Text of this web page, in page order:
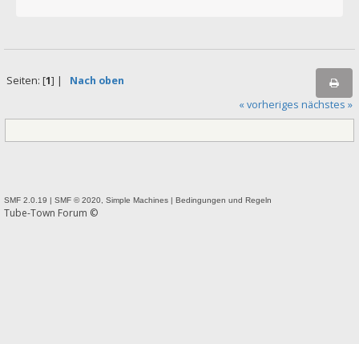
Seiten: [1] | Nach oben
« vorheriges nächstes »
SMF 2.0.19 | SMF © 2020 Simple Machines | Bedingungen und Regeln
Tube-Town Forum ©